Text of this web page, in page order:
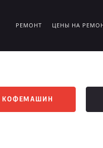
РЕМОНТ ЦЕНЫ НА
КОФЕМАШИН